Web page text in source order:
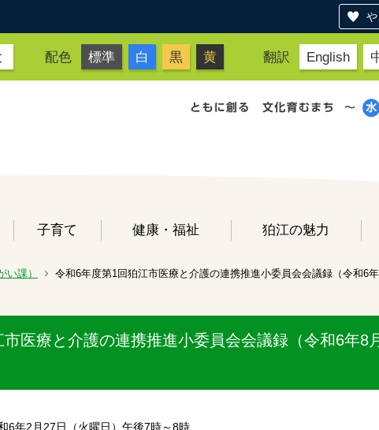
配色 標準 白 黒 黄 翻訳 English
子育て 健康・福祉 狛江の魅力
課） 令和6年度第1回狛江市医療と介護の連携推進小委員会会議録（令和6年
医療と介護の連携推進小委員会会議録（令和6年8
6年2月27日（火曜日）午後7時～8時